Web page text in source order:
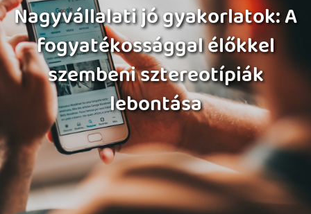
Nagyvállalati jó gyakorlatok: A
fogyatékossággal élőkkel
szembeni sztereotípiák
lebontása